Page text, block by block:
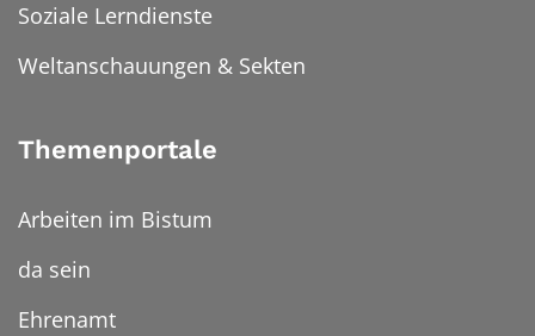
Soziale Lerndienste
Weltanschauungen & Sekten
Themenportale
Arbeiten im Bistum
da sein
Ehrenamt